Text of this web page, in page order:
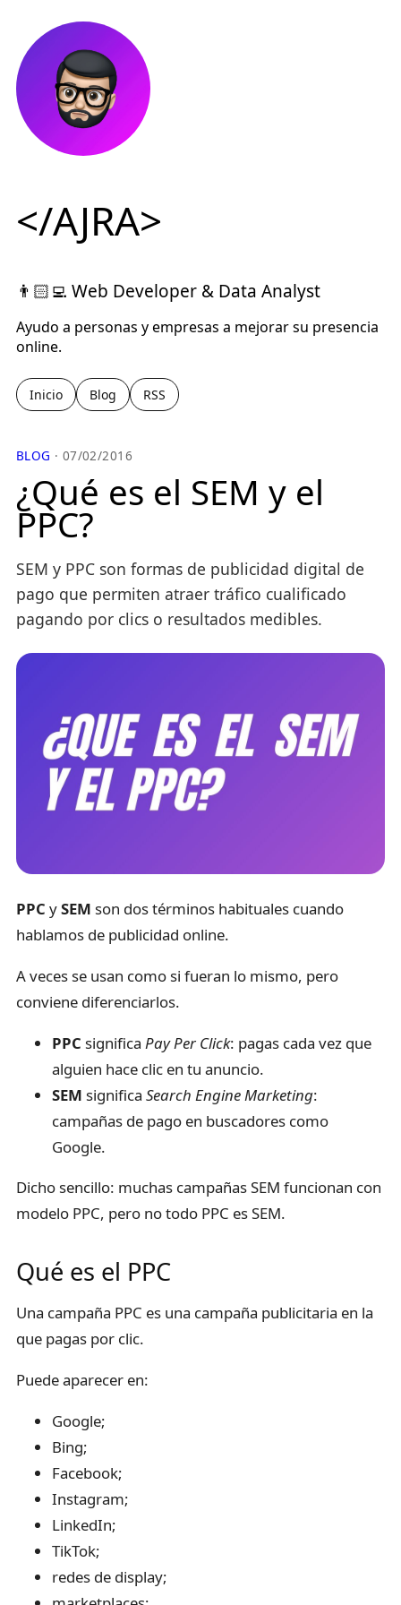
</AJRA>
👨🏻‍💻 Web Developer & Data Analyst
Ayudo a personas y empresas a mejorar su presencia
online.
Inicio Blog RSS
BLOG · 07/02/2016
¿Qué es el SEM y el
PPC?
SEM y PPC son formas de publicidad digital de
pago que permiten atraer tráfico cualificado
pagando por clics o resultados medibles.
PPC ySEM son dos términos habituales cuando
hablamos de publicidad online.
A veces se usan como si fueran lo mismo, pero
conviene diferenciarlos.
PPC significa Pay Per Click: pagas cada vez que
alguien hace clic en tu anuncio.
SEM significa Search Engine Marketing:
campañas de pago en buscadores como
Google.
Dicho sencillo: muchas campañas SEM funcionan con
modelo PPC, pero no todo PPC es SEM.
Qué es el PPC
Una campaña PPC es una campaña publicitaria en la
que pagas por clic.
Puede aparecer en:
Google;
Bing;
Facebook;
Instagram;
LinkedIn;
TikTok;
redes de display;